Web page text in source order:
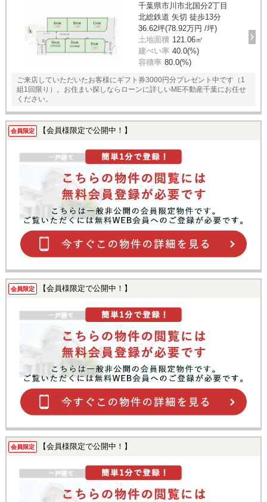
千葉県市川市北国分2丁目
北総鉄道 矢切 徒歩13分
36.62坪(78.92万円 /坪)
土地面積 121.06㎡
建ぺい率 40.0(%)
容積率 80.0(%)
ご来店していただいたお客様にギフト券3000円分プレゼント中です（1
組1回限り）。お住まい探しならローンに詳しいME不動産千葉にお任せ
ください。
会員限定 【会員様限定で公開中！】
会員限定 【会員様限定で公開中！】
会員限定 【会員様限定で公開中！】